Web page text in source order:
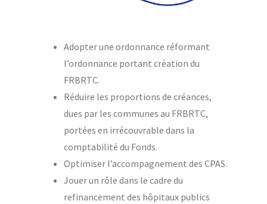
Adopter une ordonnance réformant
l’ordonnance portant création du
FRBRTC.
Réduire les proportions de créances,
dues par les communes au FRBRTC,
portées en irrécouvrable dans la
comptabilité du Fonds.
Optimiser l’accompagnement des CPAS.
Jouer un rôle dans le cadre du
refinancement des hôpitaux publics